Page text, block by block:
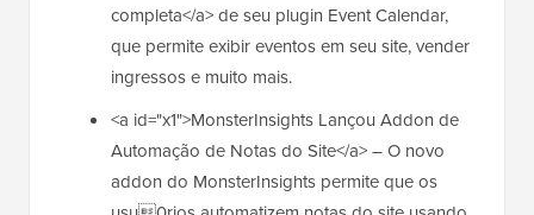
completa</a> de seu plugin Event Calendar,
que permite exibir eventos em seu site, vender
ingressos e muito mais.
<a id="x1">MonsterInsights Lançou Addon de
Automação de Notas do Site</a> – O novo
addon do MonsterInsights permite que os